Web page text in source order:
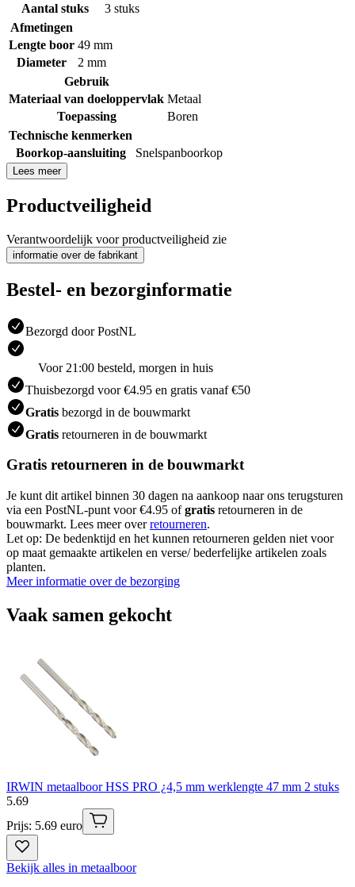
Aantal stuks
3 stuks
Afmetingen
Lengte boor 49 mm
Diameter
2 mm
Gebruik
Materiaal van doeloppervlak Metaal
Toepassing
Boren
Technische kenmerken
Boorkop-aansluiting
Snelspanboorkop
Lees meer
Productveiligheid
Verantwoordelijk voor productveiligheid zie
informatie over de fabrikant
Bestel- en bezorginformatie
Bezorgd door PostNL
Voor 21:00 besteld, morgen in huis
Thuisbezorgd voor €4.95 en gratis vanaf €50
Gratis bezorgd in de bouwmarkt
Gratis retourneren in de bouwmarkt
Gratis retourneren in de bouwmarkt
Je kunt dit artikel binnen 30 dagen na aankoop naar ons terugsturen
via een PostNL-punt voor €4.95 ofgratis retourneren in de
bouwmarkt. Lees meer overretourneren.
Let op: De bedenktijd en het kunnen retourneren gelden niet voor
op maat gemaakte artikelen en verse/ bederfelijke artikelen zoals
planten.
Meer informatie over de bezorging
Vaak samen gekocht
IRWIN metaalboor HSS PRO ¿4,5 mm werklengte 47 mm 2 stuks
5.69
Prijs: 5.69 euro
Bekijk alles in metaalboor